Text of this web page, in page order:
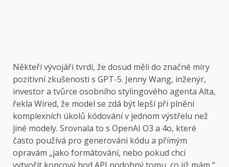
Někteří vývojáři tvrdí, že dosud měli do značné míry
pozitivní zkušenosti s GPT-5. Jenny Wang, inženýr,
investor a tvůrce osobního stylingového agenta Alta,
řekla Wired, že model se zdá být lepší při plnění
komplexních úkolů kódování v jednom výstřelu než
jiné modely. Srovnala to s OpenAI O3 a 4o, které
často používá pro generování kódu a přímým
opravám „jako formátování, nebo pokud chci